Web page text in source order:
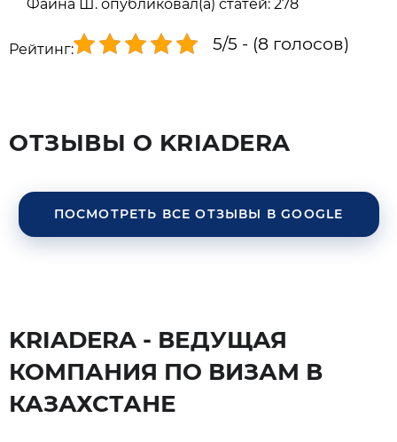
Фаина Ш. опубликовал(а) статей: 278
Рейтинг: 5/5 - (8 голосов)
ОТЗЫВЫ О KRIADERA
ПОСМОТРЕТЬ ВСЕ ОТЗЫВЫ В GOOGLE
KRIADERA - ВЕДУЩАЯ
КОМПАНИЯ ПО ВИЗАМ В
КАЗАХСТАНЕ